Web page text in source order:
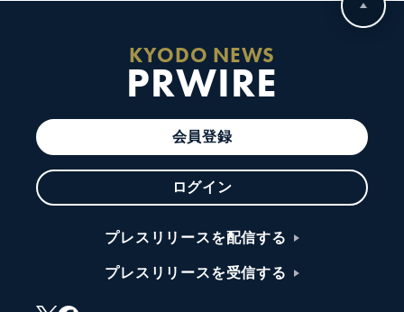
KYODO NEWS
PRWIRE
会員登録
ログイン
プレスリリースを配信する
プレスリリースを受信する